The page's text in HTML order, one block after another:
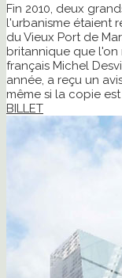
Fin 2010, deux
l'urbanisme étaient
du Vieux Port de
britannique que l'on
français Michel
année, a reçu un
même si la copie
BILLET